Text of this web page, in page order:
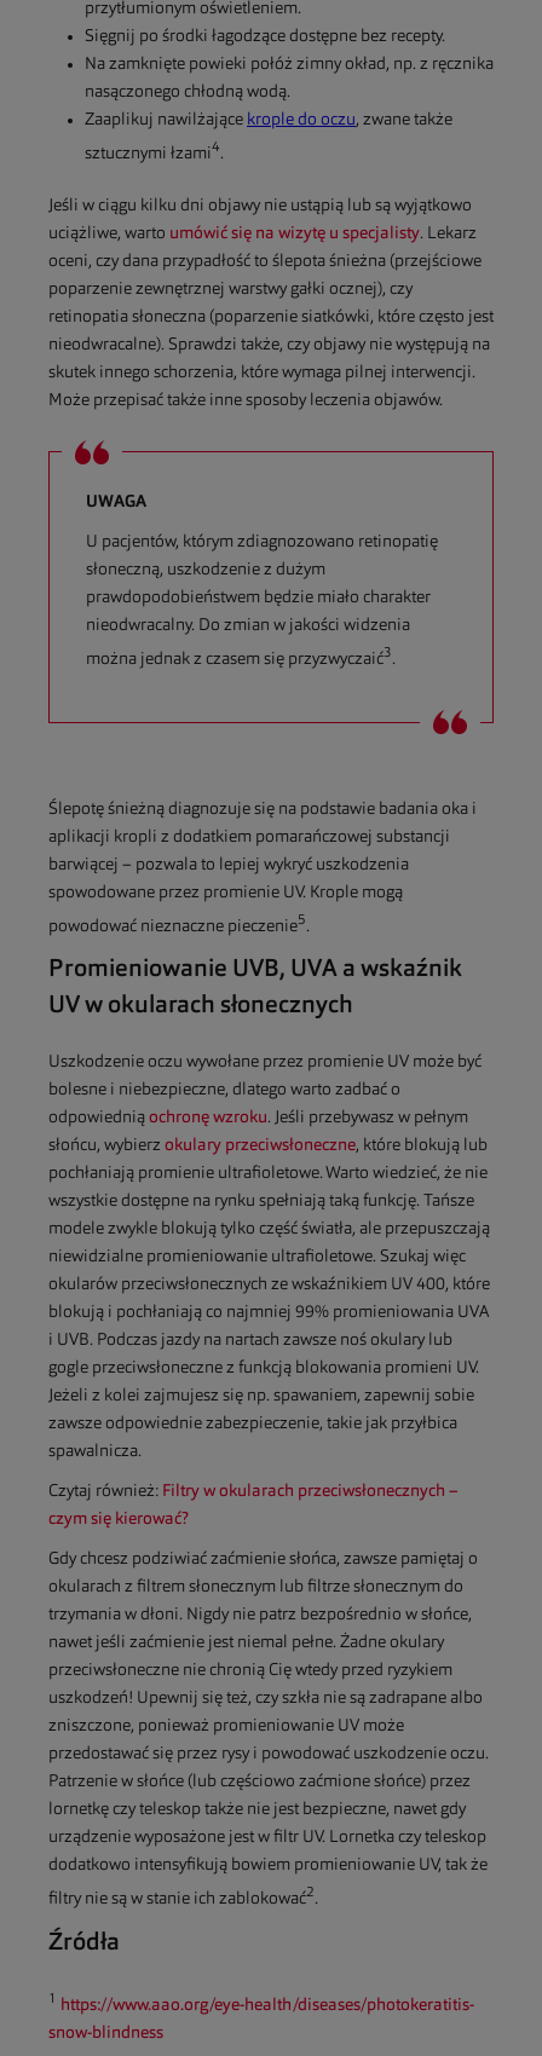
przytłumionym oświetleniem.
Sięgnij po środki łagodzące dostępne bez recepty.
Na zamknięte powieki połóż zimny okład, np. z ręcznika
nasączonego chłodną wodą.
Zaaplikuj nawilżające krople do oczu, zwane także
sztucznymi łzami4.
Jeśli w ciągu kilku dni objawy nie ustąpią lub są wyjątkowo
uciążliwe, warto umówić się na wizytę u specjalisty. Lekarz
oceni, czy dana przypadłość to ślepota śnieżna (przejściowe
poparzenie zewnętrznej warstwy gałki ocznej), czy
retinopatia słoneczna (poparzenie siatkówki, które często jest
nieodwracalne). Sprawdzi także, czy objawy nie występują na
skutek innego schorzenia, które wymaga pilnej interwencji.
Może przepisać także inne sposoby leczenia objawów.
UWAGA
U pacjentów, którym zdiagnozowano retinopatię
słoneczną, uszkodzenie z dużym
prawdopodobieństwem będzie miało charakter
nieodwracalny. Do zmian w jakości widzenia
można jednak z czasem się przyzwyczaić3.
Ślepotę śnieżną diagnozuje się na podstawie badania oka i
aplikacji kropli z dodatkiem pomarańczowej substancji
barwiącej – pozwala to lepiej wykryć uszkodzenia
spowodowane przez promienie UV. Krople mogą
powodować nieznaczne pieczenie5.
Promieniowanie UVB, UVA a wskaźnik
UV w okularach słonecznych
Uszkodzenie oczu wywołane przez promienie UV może być
bolesne i niebezpieczne, dlatego warto zadbać o
odpowiednią ochronę wzroku. Jeśli przebywasz w pełnym
słońcu, wybierz okulary przeciwsłoneczne, które blokują lub
pochłaniają promienie ultrafioletowe. Warto wiedzieć, że nie
wszystkie dostępne na rynku spełniają taką funkcję. Tańsze
modele zwykle blokują tylko część światła, ale przepuszczają
niewidzialne promieniowanie ultrafioletowe. Szukaj więc
okularów przeciwsłonecznych ze wskaźnikiem UV 400, które
blokują i pochłaniają co najmniej 99% promieniowania UVA
i UVB. Podczas jazdy na nartach zawsze noś okulary lub
gogle przeciwsłoneczne z funkcją blokowania promieni UV.
Jeżeli z kolei zajmujesz się np. spawaniem, zapewnij sobie
zawsze odpowiednie zabezpieczenie, takie jak przyłbica
spawalnicza.
Czytaj również: Filtry w okularach przeciwsłonecznych –
czym się kierować?
Gdy chcesz podziwiać zaćmienie słońca, zawsze pamiętaj o
okularach z filtrem słonecznym lub filtrze słonecznym do
trzymania w dłoni. Nigdy nie patrz bezpośrednio w słońce,
nawet jeśli zaćmienie jest niemal pełne. Żadne okulary
przeciwsłoneczne nie chronią Cię wtedy przed ryzykiem
uszkodzeń! Upewnij się też, czy szkła nie są zadrapane albo
zniszczone, ponieważ promieniowanie UV może
przedostawać się przez rysy i powodować uszkodzenie oczu.
Patrzenie w słońce (lub częściowo zaćmione słońce) przez
lornetkę czy teleskop także nie jest bezpieczne, nawet gdy
urządzenie wyposażone jest w filtr UV. Lornetka czy teleskop
dodatkowo intensyfikują bowiem promieniowanie UV, tak że
filtry nie są w stanie ich zablokować2.
Źródła
1
https://www.aao.org/eye-health/diseases/photokeratitis-
snow-blindness